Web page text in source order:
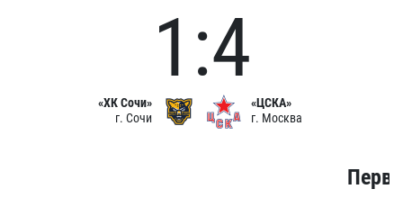
«ХК Сочи»
г. Сочи
1:4
«ЦСКА»
г. Москва